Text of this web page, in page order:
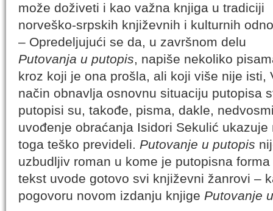
može doživeti i kao važna knjiga u tradiciji
norveško-srpskih književnih i kulturnih
– Opredeljujući se da, u završnom delu
Putovanja u putopis, napiše nekoliko
kroz koji je ona prošla, ali koji više nije isti,
način obnavlja osnovnu situaciju putopisa
putopisi su, takođe, pisma, dakle,
uvođenje obraćanja Isidori Sekulić
toga teško prevideli. Putovanje u putopis
uzbudljiv roman u kome je putopisna
tekst uvode gotovo svi književni žanrovi ­–
pogovoru novom izdanju knjige Putovanje